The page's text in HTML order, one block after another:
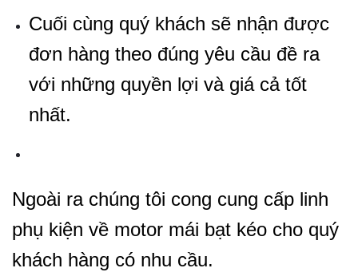
Cuối cùng quý khách sẽ nhận được
đơn hàng theo đúng yêu cầu đề ra
với những quyền lợi và giá cả tốt
nhất.
Ngoài ra chúng tôi cong cung cấp linh
phụ kiện về motor mái bạt kéo cho quý
khách hàng có nhu cầu.